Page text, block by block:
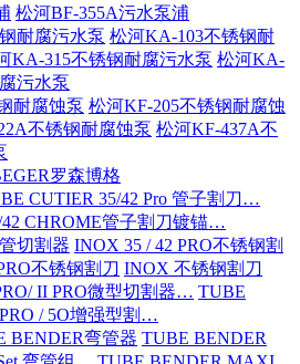
松河BF-355A污水泵浦
耐腐污水泵 松河KA-103不锈钢耐
KA-315不锈钢耐腐污水泵 松河KA-
污水泵
耐腐蚀泵 松河KF-205不锈钢耐腐蚀
不锈钢耐腐蚀泵 松河KF-437A不
罗森博格
CUTIER 35/42 Pro 管子割刀…
42 CHROME管子割刀镀锚…
切割器 INOX 35 / 42 PRO不锈钢割
不锈钢割刀 INOX 不锈钢割刀
II PRO微型切割器… TUBE
/ 5O增强型割…
BENDER弯管器 TUBE BENDER